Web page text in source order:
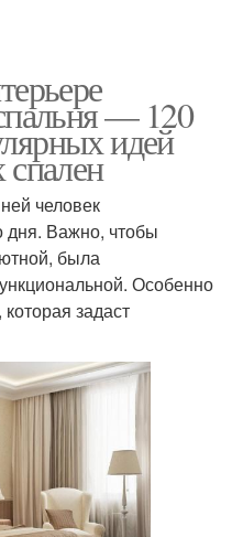
— 120
идей
спален
человек
дня. Важно, чтобы
была
Особенно
задаст